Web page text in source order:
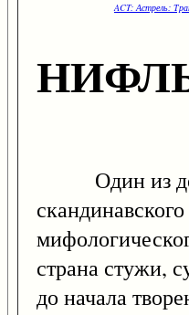
ACT: Астрель:
Один из
скандинавского
страна стужи,
до начала